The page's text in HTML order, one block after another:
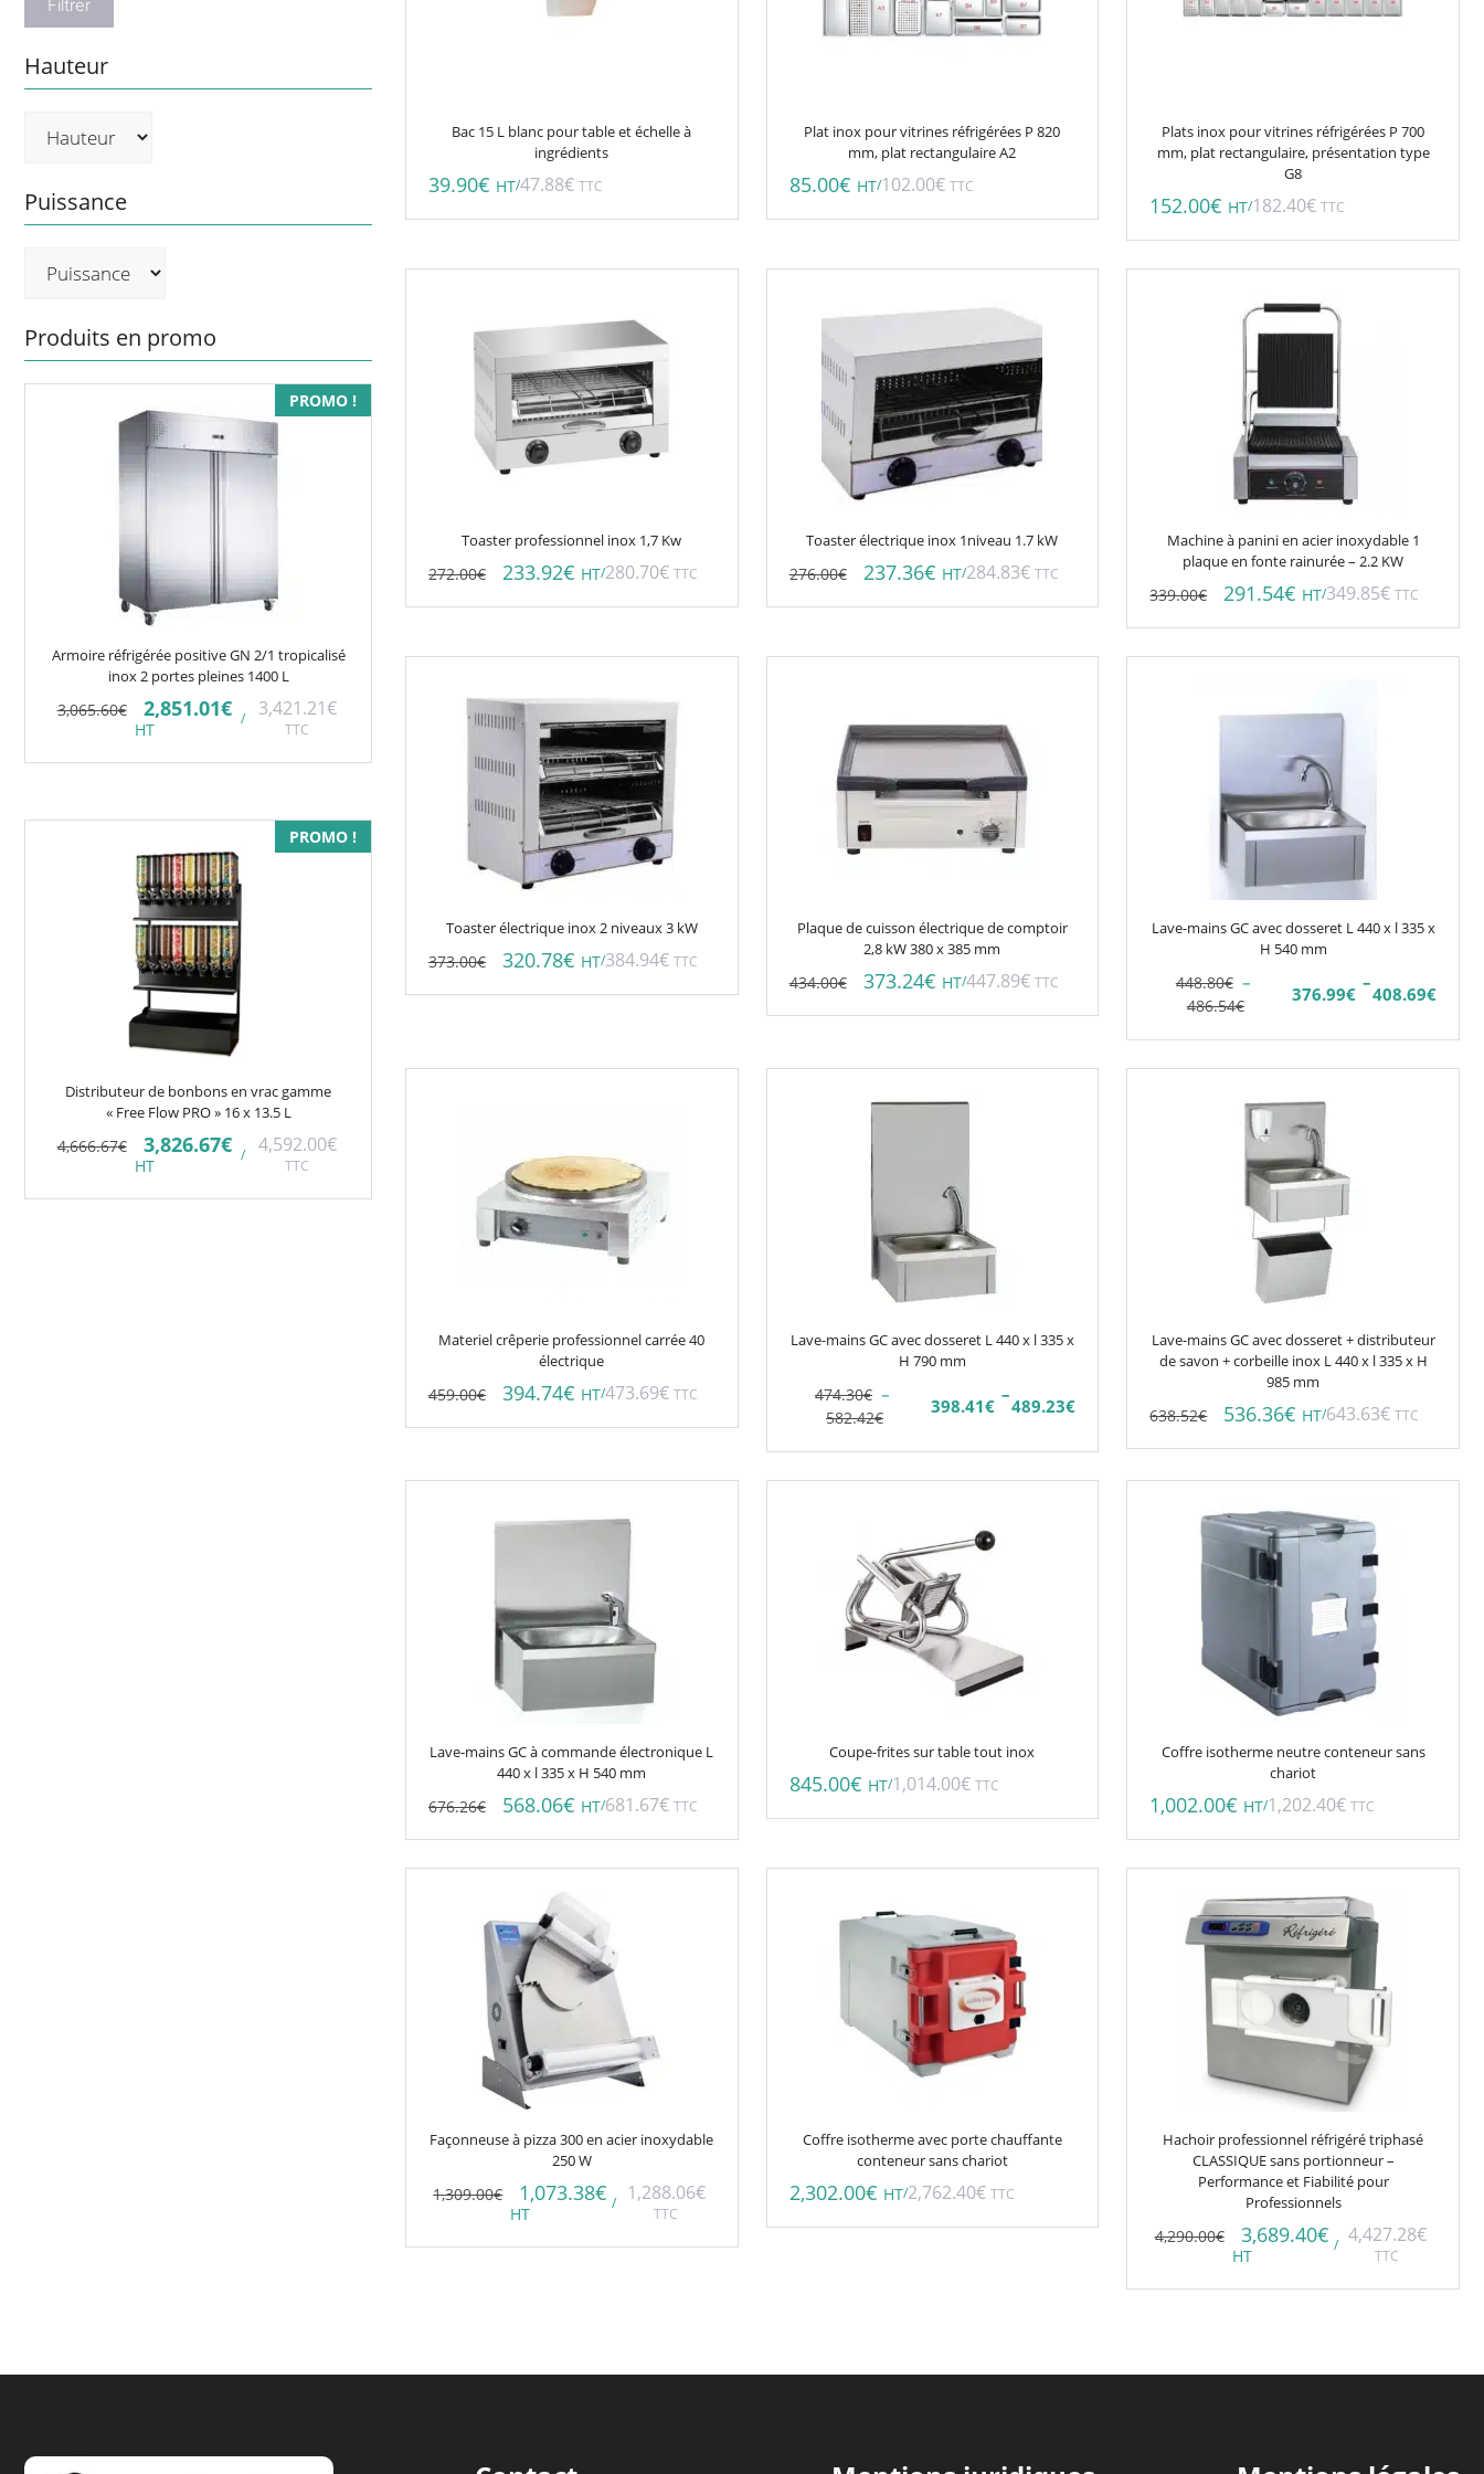
Bac 15 L blanc pour table et échelle à
ingrédients
39.90€ HT/47.88€ TTC
Plat inox pour vitrines réfrigérées P 820
mm, plat rectangulaire A2
85.00€ HT/102.00€ TTC
Plats inox pour vitrines réfrigérées P 700
mm, plat rectangulaire, présentation type
G8
152.00€ HT/182.40€ TTC
Toaster professionnel inox 1,7 Kw
272.00€ 233.92€ HT/280.70€ TTC
Toaster électrique inox 1niveau 1.7 kW
276.00€ 237.36€ HT/284.83€ TTC
Machine à panini en acier inoxydable 1
plaque en fonte rainurée – 2.2 KW
339.00€ 291.54€ HT/349.85€ TTC
Toaster électrique inox 2 niveaux 3 kW
373.00€ 320.78€ HT/384.94€ TTC
Plaque de cuisson électrique de comptoir
2,8 kW 380 x 385 mm
434.00€ 373.24€ HT/447.89€ TTC
Lave-mains GC avec dosseret L 440 x l 335 x
H 540 mm
448.80€ –
486.54€Plage
448.80€
à
486.54€
376.99€
–
408.69€
Plage
376.99€
choisies
Materiel crêperie professionnel carrée 40
électrique
459.00€ 394.74€ HT/473.69€ TTC
Lave-mains GC avec dosseret L 440 x l 335 x
H 790 mm
474.30€ –
582.42€Plage
474.30€
398.41€
–
489.23€
Plage
398.41€
choisies
Lave-mains GC avec dosseret + distributeur
de savon + corbeille inox L 440 x l 335 x H
985 mm
638.52€ 536.36€ HT/643.63€ TTC
Lave-mains GC à commande électronique L
440 x l 335 x H 540 mm
676.26€ 568.06€ HT/681.67€ TTC
Coupe-frites sur table tout inox
845.00€ HT/1,014.00€ TTC
Coffre isotherme neutre conteneur sans
chariot
1,002.00€ HT/1,202.40€ TTC
Façonneuse à pizza 300 en acier inoxydable
250 W
1,309.00€ 1,073.38€
HT
/ 1,288.06€
TTC
Coffre isotherme avec porte chauffante
conteneur sans chariot
2,302.00€ HT/2,762.40€ TTC
Hachoir professionnel réfrigéré triphasé
CLASSIQUE sans portionneur –
Performance et Fiabilité pour
Professionnels
4,290.00€ 3,689.40€
HT
/ 4,427.28€
TTC
Filtrer
Hauteur
Puissance
Produits en promo
PROMO !
Armoire réfrigérée positive GN 2/1 tropicalisé
inox 2 portes pleines 1400 L
3,065.60€ Le
prix
initial
était :
2,851.01€Le
prix
est :
HT
/ 3,421.21€
TTC
PROMO !
Distributeur de bonbons en vrac gamme
« Free Flow PRO » 16 x 13.5 L
4,666.67€ Le
prix
initial
était :
3,826.67€Le
prix
est :
HT
/ 4,592.00€
TTC